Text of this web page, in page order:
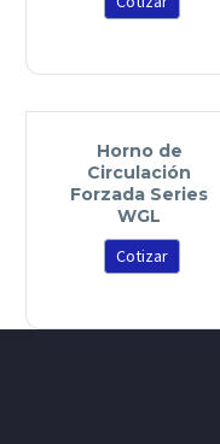
Horno de
Circulación
Forzada Series
WGL
Cotizar